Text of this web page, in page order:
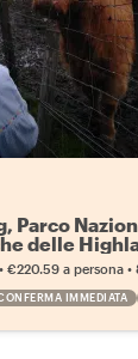
Parco
delle
€220.59 a persona•
IMMEDIATA